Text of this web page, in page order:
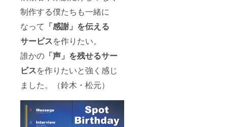
制作する僕たちも一緒に
なって 「感謝」を伝える
サービスを作りたい。
誰かの 「声」を残せるサー
ビスを作りたいと強く感じ
ました。（鈴木・松元）